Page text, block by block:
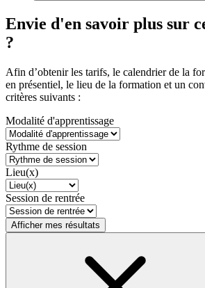
Envie d'en savoir plus sur
?
Afin d’obtenir les tarifs, le calendrier de la
en présentiel, le lieu de la formation et un
critères suivants :
Modalité d'apprentissage
Rythme de session
Lieu(x)
Session de rentrée
Afficher mes résultats